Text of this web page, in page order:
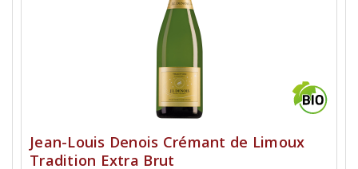
Jean-Louis Denois Crémant de Limoux
Tradition Extra Brut